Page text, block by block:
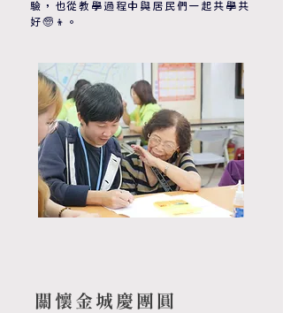
驗，也從教學過程中與居民們一起共學共
好🧓👦。
關懷金城慶團圓